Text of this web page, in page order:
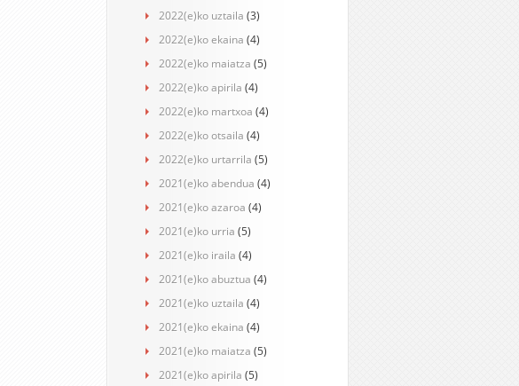
2022(e)ko uztaila (3)
2022(e)ko ekaina (4)
2022(e)ko maiatza (5)
2022(e)ko apirila (4)
2022(e)ko martxoa (4)
2022(e)ko otsaila (4)
2022(e)ko urtarrila (5)
2021(e)ko abendua (4)
2021(e)ko azaroa (4)
2021(e)ko urria (5)
2021(e)ko iraila (4)
2021(e)ko abuztua (4)
2021(e)ko uztaila (4)
2021(e)ko ekaina (4)
2021(e)ko maiatza (5)
2021(e)ko apirila (5)